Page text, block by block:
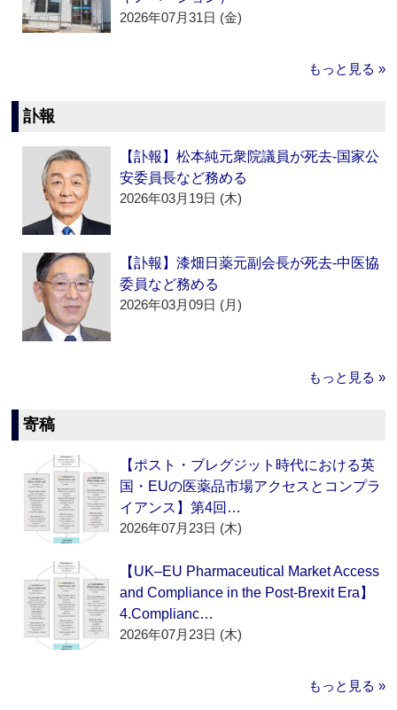
2026年07月31日 (金)
もっと見る »
訃報
【訃報】松本純元衆院議員が死去‐国家公
安委員長など務める
2026年03月19日 (木)
【訃報】漆畑日薬元副会長が死去‐中医協
委員など務める
2026年03月09日 (月)
もっと見る »
寄稿
【ポスト・ブレグジット時代における英
国・EUの医薬品市場アクセスとコンプラ
イアンス】第4回…
2026年07月23日 (木)
【UK–EU Pharmaceutical Market Access
and Compliance in the Post-Brexit Era】
4.Complianc…
2026年07月23日 (木)
もっと見る »